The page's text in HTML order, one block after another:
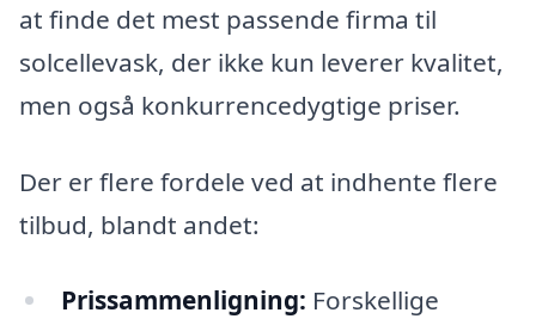
at finde det mest passende firma til
solcellevask, der ikke kun leverer kvalitet,
men også konkurrencedygtige priser.
Der er flere fordele ved at indhente flere
tilbud, blandt andet:
Prissammenligning: Forskellige